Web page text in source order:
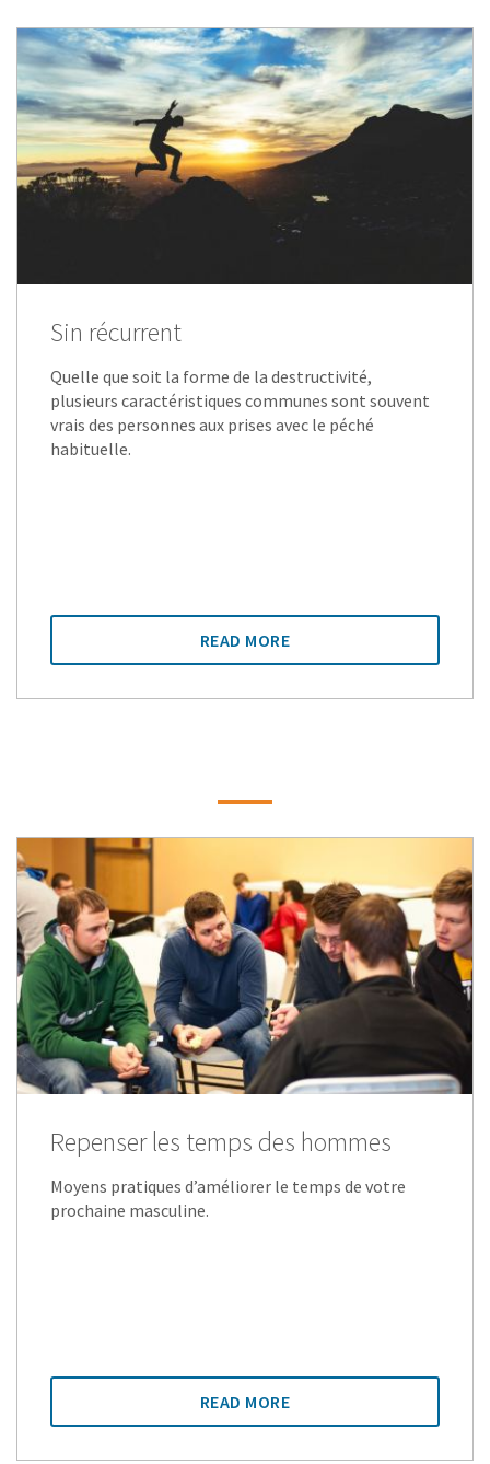
Sin récurrent
Quelle que soit la forme de la destructivité,
plusieurs caractéristiques communes sont souvent
vrais des personnes aux prises avec le péché
habituelle.
READ MORE
Repenser les temps des hommes
Moyens pratiques d’améliorer le temps de votre
prochaine masculine.
READ MORE